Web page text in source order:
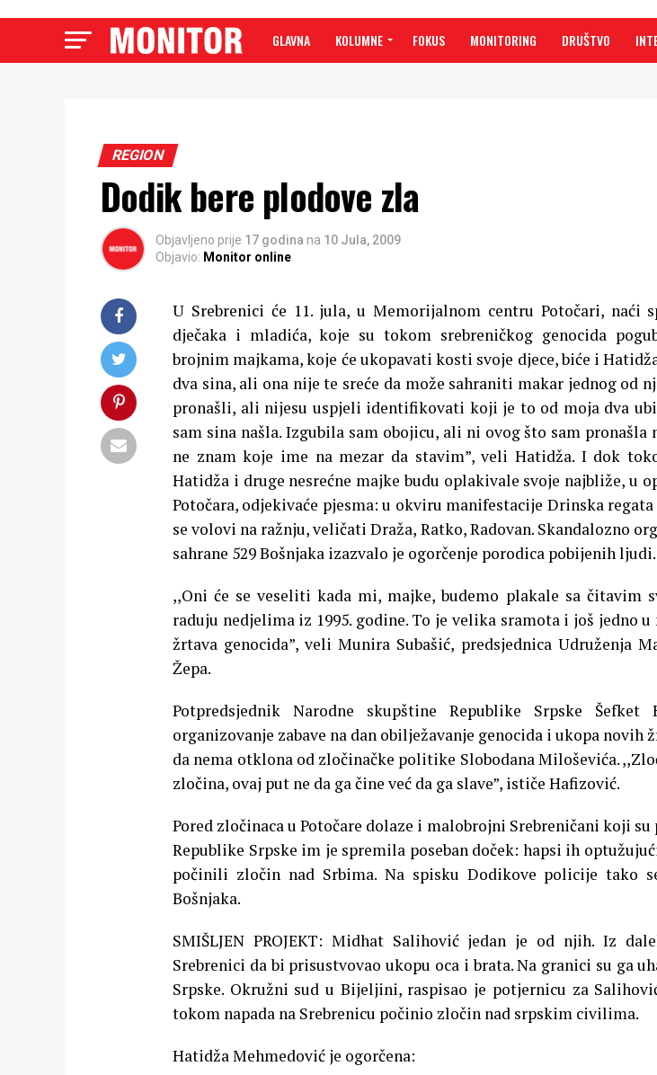
GLAVNA KOLUMNE FOKUS MONITORING DRUŠTVO
REGION
Dodik bere plodove zla
Objavljeno prije 17 godina na 10 Jula, 2009
Objavio: Monitor online
U Srebrenici će 11. jula, u Memorijalnom centru Potočari, naći
dječaka i mladića, koje su tokom srebreničkog genocida
brojnim majkama, koje će ukopavati kosti svoje djece, biće i
dva sina, ali ona nije te sreće da može sahraniti makar jednog od
pronašli, ali nijesu uspjeli identifikovati koji je to od moja dva
sam sina našla. Izgubila sam obojicu, ali ni ovog što sam
ne znam koje ime na mezar da stavim”, veli Hatidža. I dok
Hatidža i druge nesrećne majke budu oplakivale svoje najbliže, u
Potočara, odjekivaće pjesma: u okviru manifestacije Drinska
se volovi na ražnju, veličati Draža, Ratko, Radovan. Skandalozno
sahrane 529 Bošnjaka izazvalo je ogorčenje porodica pobijenih ljudi.
,,Oni će se veseliti kada mi, majke, budemo plakale sa čitavim
raduju nedjelima iz 1995. godine. To je velika sramota i još jedno
žrtava genocida”, veli Munira Subašić, predsjednica Udruženja
Žepa.
Potpredsjednik Narodne skupštine Republike Srpske
organizovanje zabave na dan obilježavanje genocida i ukopa novih
da nema otklona od zločinačke politike Slobodana Miloševića.
zločina, ovaj put ne da ga čine već da ga slave”, ističe Hafizović.
Pored zločinaca u Potočare dolaze i malobrojni Srebreničani koji
Republike Srpske im je spremila poseban doček: hapsi ih
počinili zločin nad Srbima. Na spisku Dodikove policije tako
Bošnjaka.
SMIŠLJEN PROJEKT: Midhat Salihović jedan je od njih. Iz
Srebrenici da bi prisustvovao ukopu oca i brata. Na granici su ga
Srpske. Okružni sud u Bijeljini, raspisao je potjernicu za
tokom napada na Srebrenicu počinio zločin nad srpskim civilima.
Hatidža Mehmedović je ogorčena: